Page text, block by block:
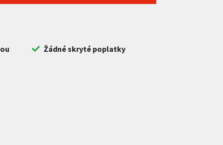
Žádné skryté poplatky